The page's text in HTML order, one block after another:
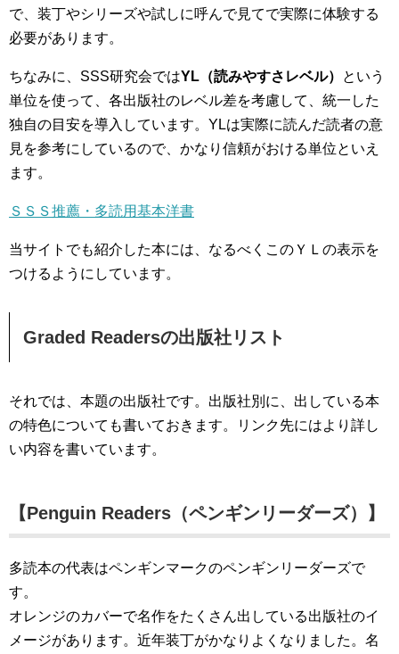
で、装丁やシリーズや試しに呼んで見てで実際に体験する
必要があります。
ちなみに、SSS研究会ではYL（読みやすさレベル）
という
単位を使って、各出版社のレベル差を考慮して、統一した
独自の目安を導入しています。YLは実際に読んだ読者の意
見を参考にしているので、かなり信頼がおける単位といえ
ます。
ＳＳＳ推薦・多読用基本洋書
当サイトでも紹介した本には、なるべくこのＹＬの表示を
つけるようにしています。
Graded Readersの出版社リスト
それでは、本題の出版社です。出版社別に、出している本
の特色についても書いておきます。リンク先にはより詳し
い内容を書いています。
【Penguin Readers（ペンギンリーダーズ）】
多読本の代表はペンギンマークのペンギンリーダーズで
す。
オレンジのカバーで名作をたくさん出している出版社のイ
メージがあります。近年装丁がかなりよくなりました。名